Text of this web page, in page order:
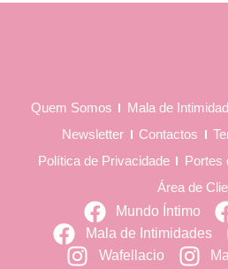
Quem Somos Mala de
Newsletter
Contactos
Política de Privacidade
Portes
Área de
Mundo Íntimo
Mala de Intimidades
Wafellacio